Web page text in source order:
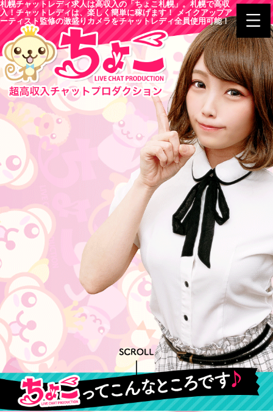
札幌チャットレディ求人は高収入の「ちょこ札幌」。札幌で高収
入！チャットレディは、楽しく簡単に稼げます！ メイクアップア
ーティスト監修の激盛りカメラをチャットレディ全員使用可能！